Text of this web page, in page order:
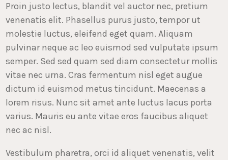
Proin justo lectus, blandit vel auctor nec, pretium
venenatis elit. Phasellus purus justo, tempor ut
molestie luctus, eleifend eget quam. Aliquam
pulvinar neque ac leo euismod sed vulputate ipsum
semper. Sed sed quam sed diam consectetur mollis
vitae nec urna. Cras fermentum nisl eget augue
dictum id euismod metus tincidunt. Maecenas a
lorem risus. Nunc sit amet ante luctus lacus porta
varius. Mauris eu ante vitae eros faucibus aliquet
nec ac nisl.
Vestibulum pharetra, orci id aliquet venenatis, velit